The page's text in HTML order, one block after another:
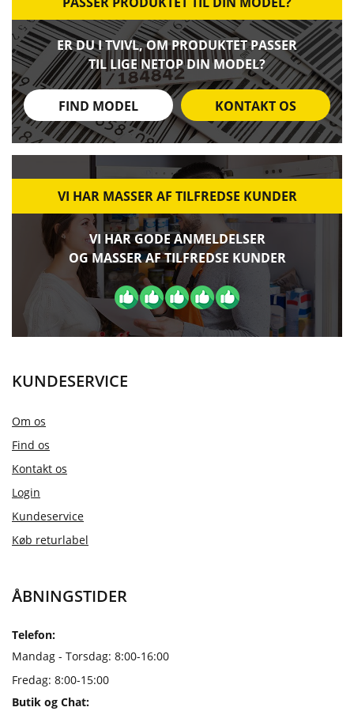
ER DU I TVIVL, OM PRODUKTET PASSER
TIL LIGE NETOP DIN MODEL?
FIND MODEL KONTAKT OS
VI HAR MASSER AF TILFREDSE KUNDER
VI HAR GODE ANMELDELSER
OG MASSER AF TILFREDSE KUNDER
KUNDESERVICE
Om os
Find os
Kontakt os
Login
Kundeservice
Køb returlabel
ÅBNINGSTIDER
Telefon:
Mandag - Torsdag: 8:00-16:00
Fredag: 8:00-15:00
Butik og Chat: